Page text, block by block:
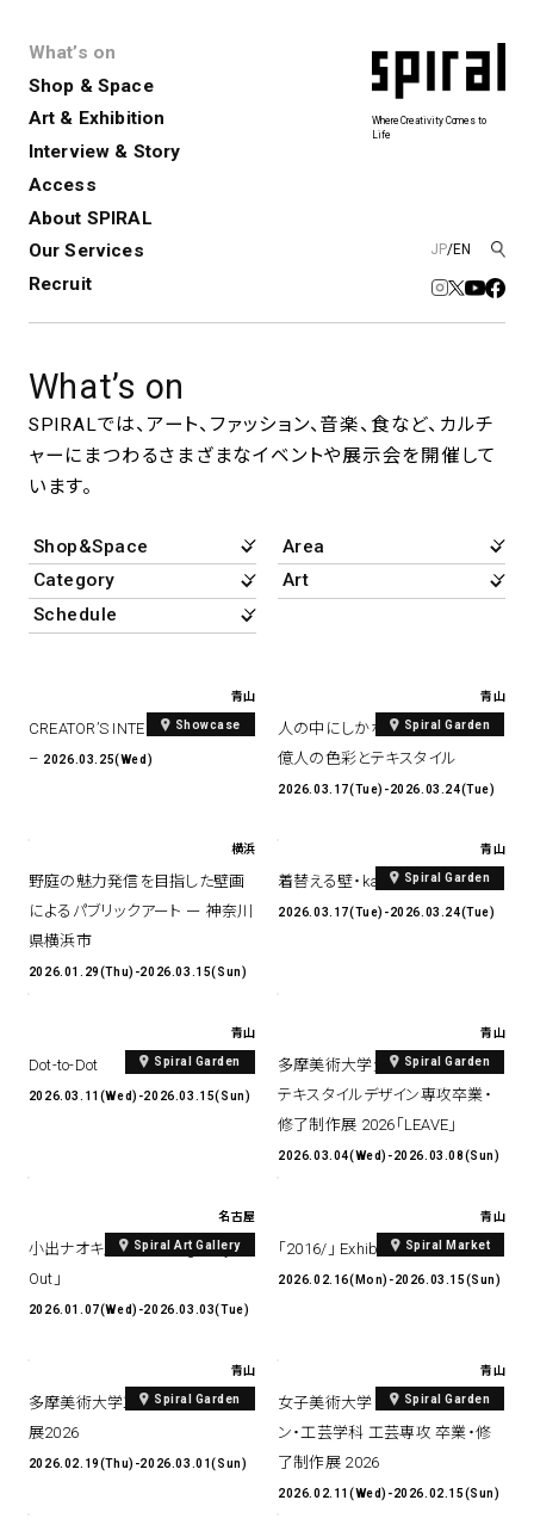
What’s on
Shop & Space
Art & Exhibition
Interview & Story
Access
About SPIRAL
Our Services
Recruit
JP/EN
Where Creativity Comes to
Life
Spiral
Spiral Market6
アトレ吉祥寺
KITTE丸の内
⼆⼦⽟川 Dogwood Plaza
Nail Salon4
Spiral Nail Salon NEWoMan
⾼輪
naila 横浜ランドマーク
naila 大宮そごう
Café3
Spiral Garden 福岡ワンビル
spiral art gallery 名古屋
松坂屋
MoN Kitchen by Spiral
Exhibition
展覧会やイベント
演劇やダンス、ライブ公演、イベント
Art Projects
アートプロジェクト・イベント
SICF
若手作家の発掘・育成・支援を目的
Spiral Schole
SPIRALのご紹介
建築について
Spiral Annual Report
採用情報 お問い合わせ
レンタルスペース
コンサルティング
新卒採用
アルバイト・その他
What’s on
SPIRALでは、アート、ファッション、音楽、食など、カルチ
ャーにまつわるさまざまなイベントや展示会を開催して
います。
青山
Showcase
CREATOR’S INTERVIEW – YAGA
– 2026.03.25(Wed)
青山
Spiral Garden
人の中にしかない自然・インド14
億人の色彩とテキスタイル
2026.03.17(Tue)-2026.03.24(Tue)
横浜
野庭の魅⼒発信を⽬指した壁画
によるパブリックアート ー 神奈川
県横浜市
2026.01.29(Thu)-2026.03.15(Sun)
青山
Spiral Garden
着替える壁・kabestyle 展
2026.03.17(Tue)-2026.03.24(Tue)
青山
Spiral Garden
Dot-to-Dot
2026.03.11(Wed)-2026.03.15(Sun)
青山
Spiral Garden
多摩美術大学生産デザイン学科
テキスタイルデザイン専攻卒業・
修了制作展 2026「LEAVE」
2026.03.04(Wed)-2026.03.08(Sun)
名古屋
Spiral Art Gallery
小出ナオキ展 「The Long Way
Out」
2026.01.07(Wed)-2026.03.03(Tue)
青山
Spiral Market
「2016/」 Exhibition
2026.02.16(Mon)-2026.03.15(Sun)
青山
Spiral Garden
多摩美術大学工芸学科卒業制作
展2026
2026.02.19(Thu)-2026.03.01(Sun)
青山
Spiral Garden
女子美術大学 芸術学部 デザイ
ン・工芸学科 工芸専攻 卒業・修
了制作展 2026
2026.02.11(Wed)-2026.02.15(Sun)